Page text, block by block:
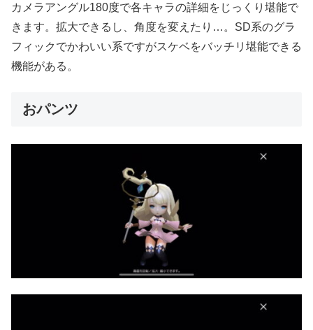
カメラアングル180度で各キャラの詳細をじっくり堪能で
きます。拡大できるし、角度を変えたり…。SD系のグラ
フィックでかわいい系ですがスケベをバッチリ堪能できる
機能がある。
おパンツ